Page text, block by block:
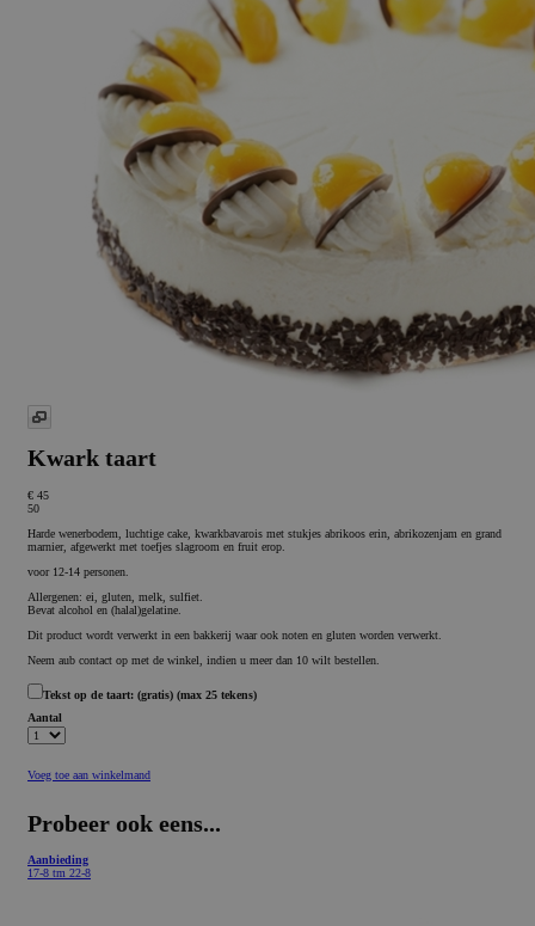
Kwark taart
€ 45
50
Harde wenerbodem, luchtige cake, kwarkbavarois met stukjes abrikoos erin, abrikozenjam en grand
marnier, afgewerkt met toefjes slagroom en fruit erop.
voor 12-14 personen.
Allergenen: ei, gluten, melk, sulfiet.
Bevat alcohol en (halal)gelatine.
Dit product wordt verwerkt in een bakkerij waar ook noten en gluten worden verwerkt.
Neem aub contact op met de winkel, indien u meer dan 10 wilt bestellen.
Tekst op de taart: (gratis) (max 25 tekens)
Aantal
Voeg toe aan winkelmand
Probeer ook eens...
Aanbieding
17-8 tm 22-8